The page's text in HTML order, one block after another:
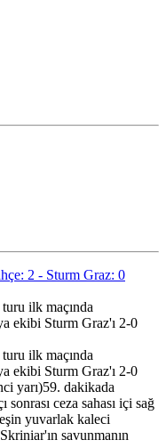
2 - Sturm Graz: 0
ilk maçında
ekibi Sturm Graz'ı 2-0
ilk maçında
ekibi Sturm Graz'ı 2-0
yarı)59. dakikada
ceza sahası içi sağ
yuvarlak kaleci
savunmanın